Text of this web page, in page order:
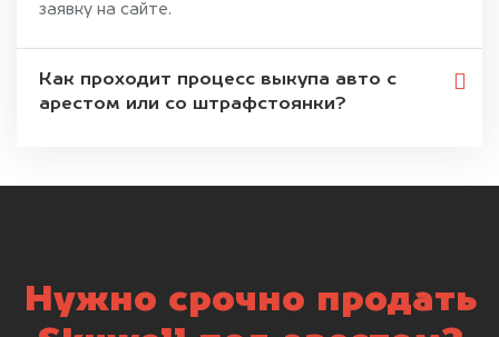
заявку на сайте.
Как проходит процесс выкупа авто с
арестом или со штрафстоянки?
Нужно срочно продать